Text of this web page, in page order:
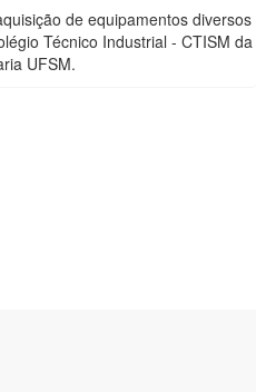
de equipamentos diversos
Técnico Industrial - CTISM da
UFSM.